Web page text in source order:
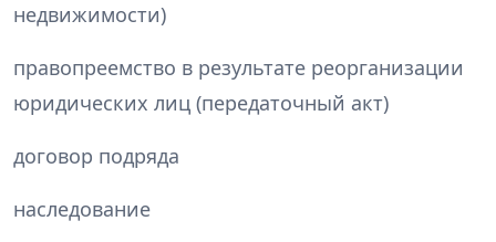
недвижимости)
правопреемство в результате реорганизации
юридических лиц (передаточный акт)
договор подряда
наследование